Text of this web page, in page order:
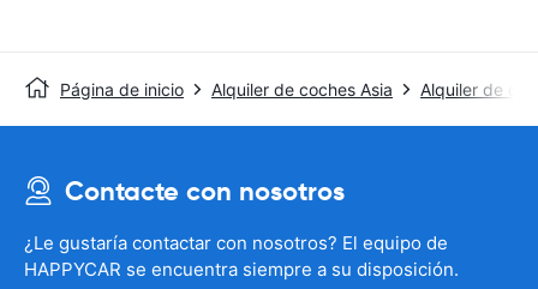
Página de inicio Alquiler de coches Asia Alquiler de
Contacte con nosotros
¿Le gustaría contactar con nosotros? El equipo de
HAPPYCAR se encuentra siempre a su disposición.